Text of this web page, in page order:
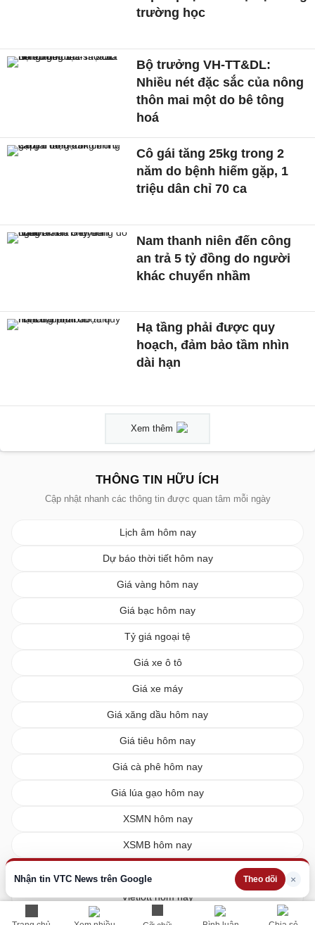
Nhận tin VTC News trên Google Theo dõi ×
trường học
Bộ trưởng VH-TT&DL:
Nhiều nét đặc sắc của nông
thôn mai một do bê tông
hoá
Cô gái tăng 25kg trong 2
năm do bệnh hiếm gặp, 1
triệu dân chỉ 70 ca
Nam thanh niên đến công
an trả 5 tỷ đồng do người
khác chuyển nhầm
Hạ tầng phải được quy
hoạch, đảm bảo tầm nhìn
dài hạn
Xem thêm
THÔNG TIN HỮU ÍCH
Cập nhật nhanh các thông tin được quan tâm mỗi ngày
Lịch âm hôm nay
Dự báo thời tiết hôm nay
Giá vàng hôm nay
Giá bạc hôm nay
Tỷ giá ngoại tệ
Giá xe ô tô
Giá xe máy
Giá xăng dầu hôm nay
Giá tiêu hôm nay
Giá cà phê hôm nay
Giá lúa gạo hôm nay
XSMN hôm nay
XSMB hôm nay
Vietlott hôm nay